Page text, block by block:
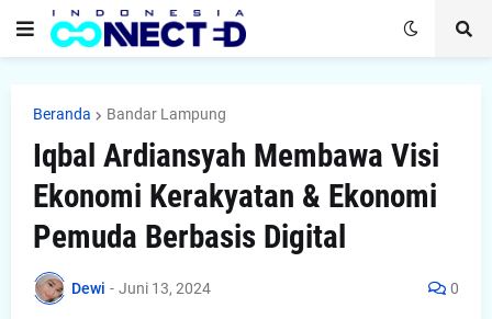
Beranda Bandar Lampung
Iqbal Ardiansyah Membawa Visi
Ekonomi Kerakyatan & Ekonomi
Pemuda Berbasis Digital
Dewi - Juni 13, 2024 0